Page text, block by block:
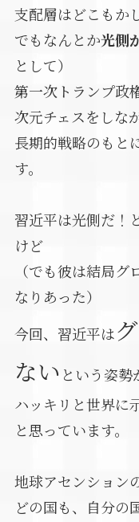
支配層はどこもか
でもなんとか光側
として）
第一次トランプ政
次元チェスをしな
長期的戦略のもと
す。
習近平は光側だ！
けど
（でも彼は結局
なりあった）
今回、習近平は
ない という姿勢
ハッキリと世界に
と思っています。
地球アセンション
どの国も、自分の